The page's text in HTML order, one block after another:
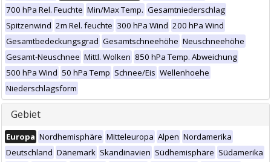
700 hPa Rel. Feuchte Min/Max Temp. Gesamtniederschlag
Spitzenwind 2m Rel. feuchte 300 hPa Wind 200 hPa Wind
Gesamtbedeckungsgrad Gesamtschneehöhe Neuschneehöhe
Gesamt-Neuschnee Mittl. Wolken 850 hPa Temp. Abweichung
500 hPa Wind 50 hPa Temp Schnee/Eis Wellenhoehe
Niederschlagsform
Gebiet
Europa Nordhemisphäre Mitteleuropa Alpen Nordamerika
Deutschland Dänemark Skandinavien Südhemisphäre Südamerika